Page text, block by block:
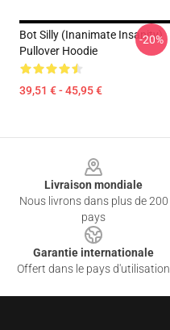
Bot Silly (Inanimate Insanity)
Pullover Hoodie
39,51 € - 45,95 €
-20%
Livraison mondiale
Nous livrons dans plus de 200
pays
Garantie internationale
Offert dans le pays d'utilisation